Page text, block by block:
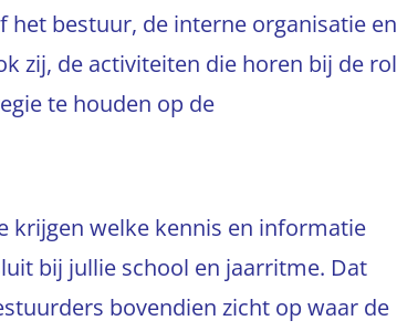
bestuur, de interne organisatie en
zij, de activiteiten die horen bij de rol
te houden op de
krijgen welke kennis en informatie
bij jullie school en jaarritme. Dat
bovendien zicht op waar de